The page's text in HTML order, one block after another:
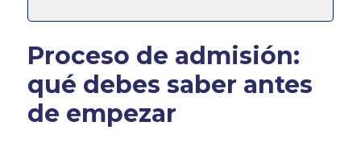
Proceso de admisión:
qué debes saber antes
de empezar